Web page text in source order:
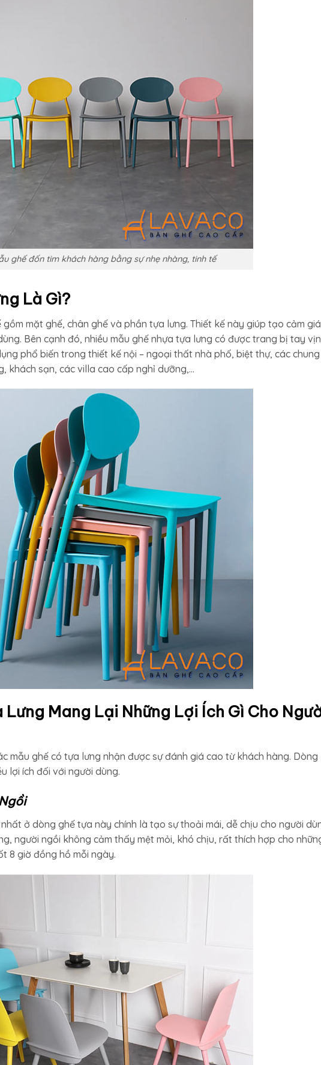
ghế đốn tim khách hàng bằng sự nhẹ nhàng, tinh tế
Là Gì?
mặt ghế, chân ghế và phần tựa lưng. Thiết kế này giúp tạo cảm
Bên cạnh đó, nhiều mẫu ghế nhựa tựa lưng có được trang bị tay
phổ biến trong thiết kế nội – ngoại thất nhà phố, biệt thự, các chung
khách sạn, các villa cao cấp nghỉ dưỡng,…
Lưng Mang Lại Những Lợi Ích Gì Cho
mẫu ghế có tựa lưng nhận được sự đánh giá cao từ khách hàng. Dòng
lợi ích đối với người dùng.
ở dòng ghế tựa này chính là tạo sự thoải mái, dễ chịu cho người
người ngồi không cảm thấy mệt mỏi, khó chịu, rất thích hợp cho
8 giờ đồng hồ mỗi ngày.